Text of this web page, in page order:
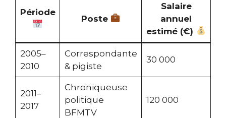
Période
Poste
Salaire
annuel
estimé (€)
2005–
2010
Correspondante
& pigiste
30 000
2011–
2017
Chroniqueuse
politique
BFMTV
120 000